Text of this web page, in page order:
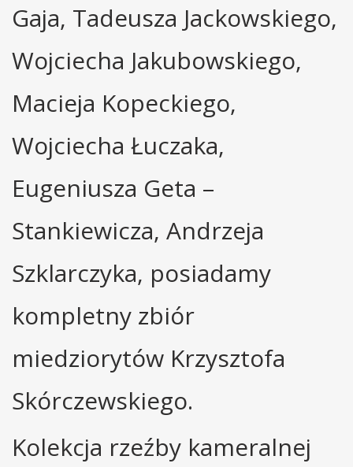
Gaja, Tadeusza Jackowskiego,
Wojciecha Jakubowskiego,
Macieja Kopeckiego,
Wojciecha Łuczaka,
Eugeniusza Geta –
Stankiewicza, Andrzeja
Szklarczyka, posiadamy
kompletny zbiór
miedziorytów Krzysztofa
Skórczewskiego.
Kolekcja rzeźby kameralnej